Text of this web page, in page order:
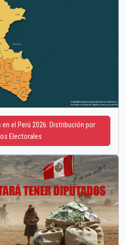
el Perú 2026: Distribución por
Electorales